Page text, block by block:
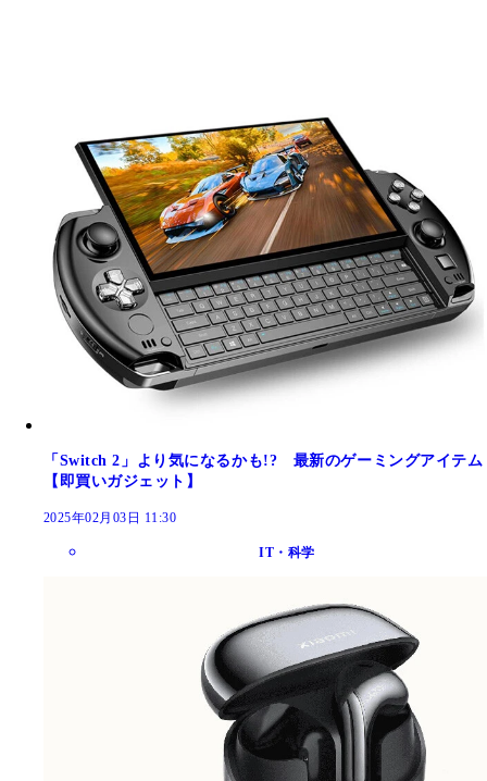
「Switch 2」より気になるかも!? 最新のゲーミングアイテム
【即買いガジェット】
2025年02月03日 11:30
IT・科学